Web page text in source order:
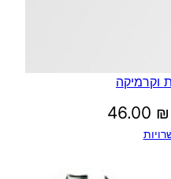
וקרמיקה
46.00 ₪